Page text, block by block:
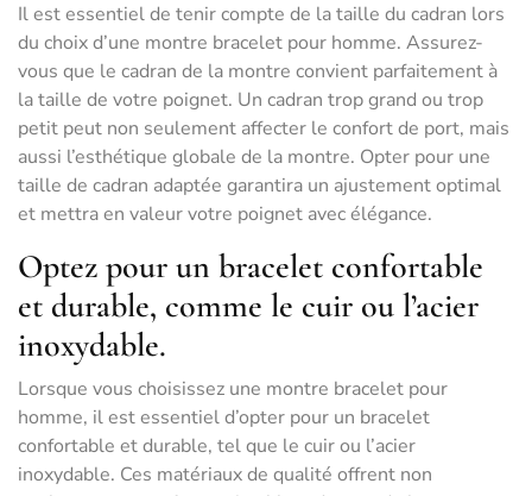
Il est essentiel de tenir compte de la taille du cadran lors
du choix d’une montre bracelet pour homme. Assurez-
vous que le cadran de la montre convient parfaitement à
la taille de votre poignet. Un cadran trop grand ou trop
petit peut non seulement affecter le confort de port, mais
aussi l’esthétique globale de la montre. Opter pour une
taille de cadran adaptée garantira un ajustement optimal
et mettra en valeur votre poignet avec élégance.
Optez pour un bracelet confortable
et durable, comme le cuir ou l’acier
inoxydable.
Lorsque vous choisissez une montre bracelet pour
homme, il est essentiel d’opter pour un bracelet
confortable et durable, tel que le cuir ou l’acier
inoxydable. Ces matériaux de qualité offrent non